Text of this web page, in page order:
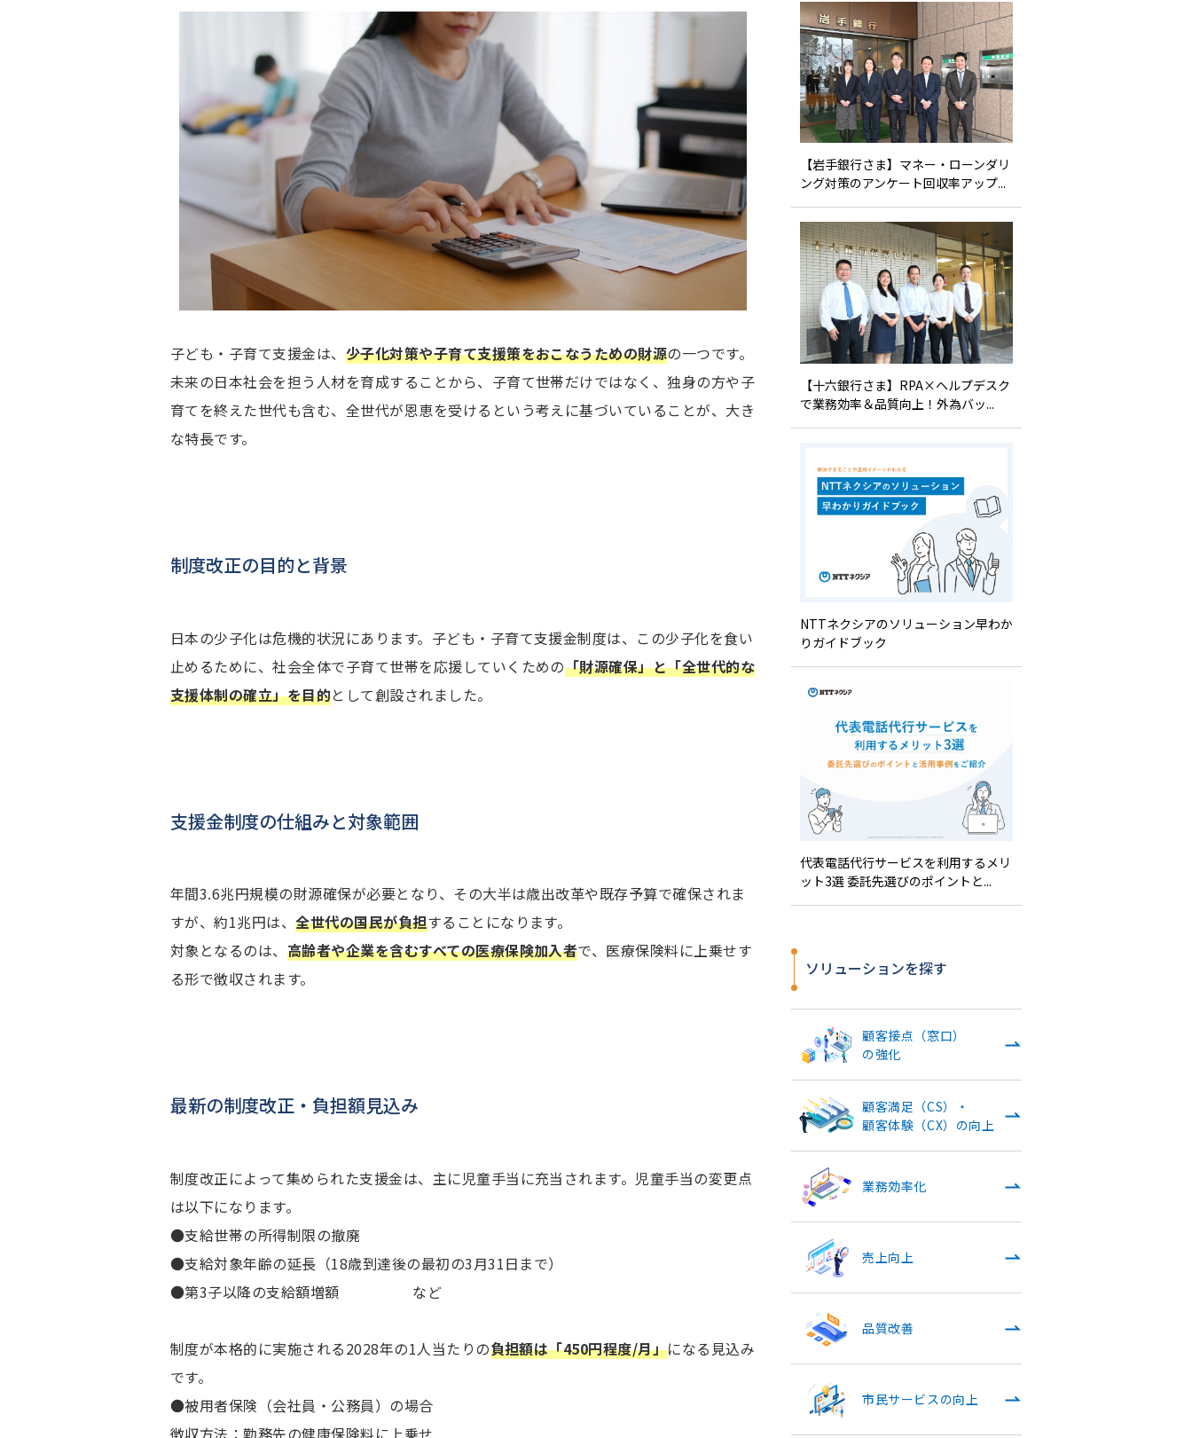
子ども・子育て支援金は、 少子化対策や子育て支援策をおこなうための財源の一つです。
未来の日本社会を担う人材を育成することから、子育て世帯だけではなく、独身の方や子
育てを終えた世代も含む、全世代が恩恵を受けるという考えに基づいていることが、大き
な特長です。
制度改正の目的と背景
日本の少子化は危機的状況にあります。子ども・子育て支援金制度は、この少子化を食い
止めるために、社会全体で子育て世帯を応援していくための「財源確保」と「全世代的な
支援体制の確立」を目的として創設されました。
支援金制度の仕組みと対象範囲
年間3.6兆円規模の財源確保が必要となり、その大半は歳出改革や既存予算で確保されま
すが、約1兆円は、全世代の国民が負担することになります。
対象となるのは、 高齢者や企業を含むすべての医療保険加入者で、医療保険料に上乗せす
る形で徴収されます。
最新の制度改正・負担額見込み
制度改正によって集められた支援金は、主に児童手当に充当されます。児童手当の変更点
は以下になります。
●支給世帯の所得制限の撤廃
●支給対象年齢の延長（18歳到達後の最初の3月31日まで）
●第3子以降の支給額増額 など
制度が本格的に実施される2028年の1人当たりの負担額は「450円程度/月」になる見込み
です。
●被用者保険（会社員・公務員）の場合
徴収方法：勤務先の健康保険料に上乗せ
【岩手銀行さま】マネー・ローンダリ
ング対策のアンケート回収率アップ...
【十六銀行さま】RPA×ヘルプデスク
で業務効率＆品質向上！外為バッ...
NTTネクシアのソリューション早わか
りガイドブック
代表電話代行サービスを利用するメリ
ット3選 委託先選びのポイントと...
ソリューションを探す
顧客接点（窓口）
の強化
顧客満足（CS）・
顧客体験（CX）の向上
業務効率化
売上向上
品質改善
市民サービスの向上